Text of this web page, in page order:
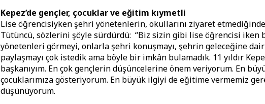
Kepez’de gençler, çocuklar ve eğitim kıymetli
Lise öğrencisiyken şehri yönetenlerin, okullarını ziyaret
Tütüncü, sözlerini şöyle sürdürdü: “Biz sizin gibi lise öğrencisi iken
yönetenleri görmeyi, onlarla şehri konuşmayı, şehrin geleceğine
paylaşmayı çok istedik ama böyle bir imkân bulamadık. 11 yıldır
başkanıyım. En çok gençlerin düşüncelerine önem veriyorum. En
çocuklarımıza gösteriyorum. En büyük ilgiyi de eğitime vermemiz
düşünüyorum.